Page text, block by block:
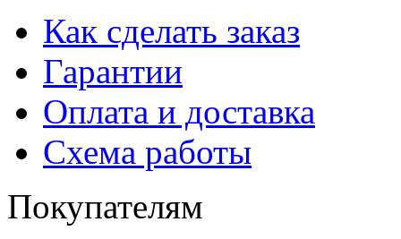
Как сделать заказ
Гарантии
Оплата и доставка
Схема работы
Покупателям